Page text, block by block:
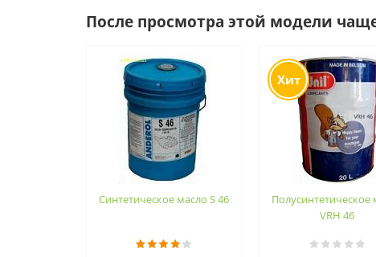
После просмотра этой модели
Синтетическое масло S 46
Хит
Полусинтетическое
VRH 46